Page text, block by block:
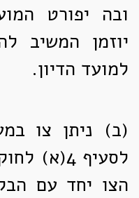
ובה יפורט
יוזמן המשיב
למועד הדיון.
(ב) ניתן צו
לסעיף
הצו יחד עם